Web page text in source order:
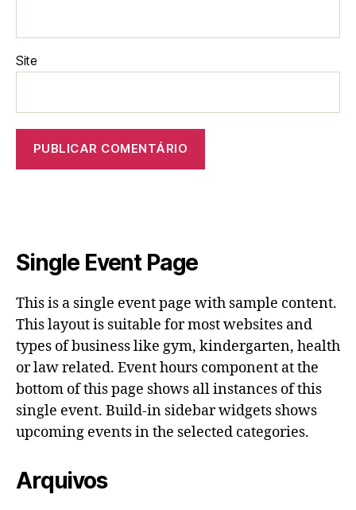
Site
Single Event Page
This is a single event page with sample content.
This layout is suitable for most websites and
types of business like gym, kindergarten, health
or law related. Event hours component at the
bottom of this page shows all instances of this
single event. Build-in sidebar widgets shows
upcoming events in the selected categories.
Arquivos